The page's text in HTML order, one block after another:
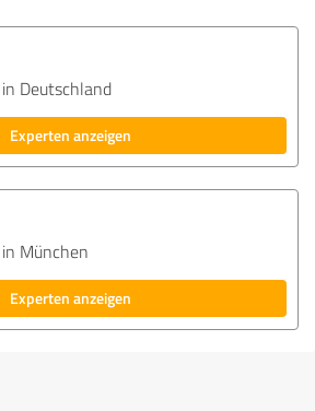
Deutschland
Experten anzeigen
München
Experten anzeigen